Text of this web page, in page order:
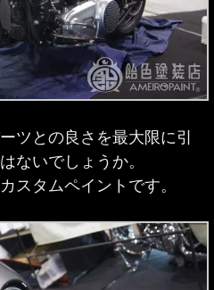
ツとの良さを最大限に引
ないでしょうか。
スタムペイントです。